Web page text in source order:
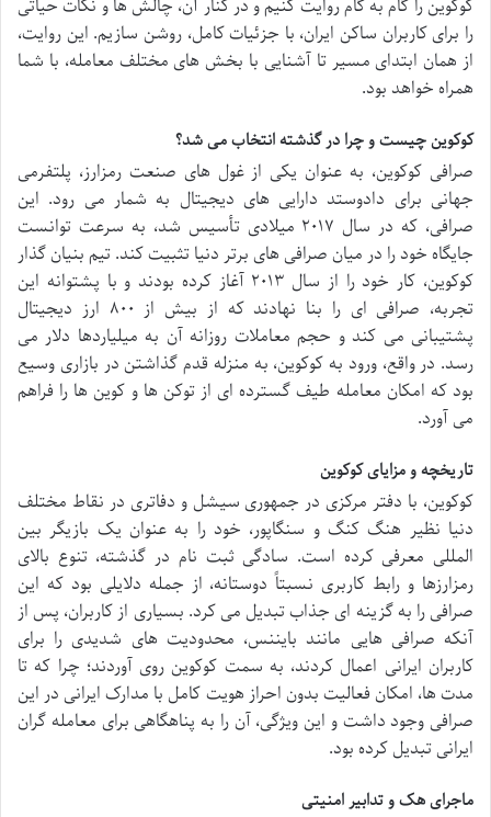
کوکوین را گام به گام روایت کنیم و در کنار آن، چالش ها و نکات حیاتی
را برای کاربران ساکن ایران، با جزئیات کامل، روشن سازیم. این روایت،
از همان ابتدای مسیر تا آشنایی با بخش های مختلف معامله، با شما
همراه خواهد بود.
کوکوین چیست و چرا در گذشته انتخاب می شد؟
صرافی کوکوین، به عنوان یکی از غول های صنعت رمزارز، پلتفرمی
جهانی برای دادوستد دارایی های دیجیتال به شمار می رود. این
صرافی، که در سال ۲۰۱۷ میلادی تأسیس شد، به سرعت توانست
جایگاه خود را در میان صرافی های برتر دنیا تثبیت کند. تیم بنیان گذار
کوکوین، کار خود را از سال ۲۰۱۳ آغاز کرده بودند و با پشتوانه این
تجربه، صرافی ای را بنا نهادند که از بیش از ۸۰۰ ارز دیجیتال
پشتیبانی می کند و حجم معاملات روزانه آن به میلیاردها دلار می
رسد. در واقع، ورود به کوکوین، به منزله قدم گذاشتن در بازاری وسیع
بود که امکان معامله طیف گسترده ای از توکن ها و کوین ها را فراهم
می آورد.
تاریخچه و مزایای کوکوین
کوکوین، با دفتر مرکزی در جمهوری سیشل و دفاتری در نقاط مختلف
دنیا نظیر هنگ کنگ و سنگاپور، خود را به عنوان یک بازیگر بین
المللی معرفی کرده است. سادگی ثبت نام در گذشته، تنوع بالای
رمزارزها و رابط کاربری نسبتاً دوستانه، از جمله دلایلی بود که این
صرافی را به گزینه ای جذاب تبدیل می کرد. بسیاری از کاربران، پس از
آنکه صرافی هایی مانند بایننس، محدودیت های شدیدی را برای
کاربران ایرانی اعمال کردند، به سمت کوکوین روی آوردند؛ چرا که تا
مدت ها، امکان فعالیت بدون احراز هویت کامل با مدارک ایرانی در این
صرافی وجود داشت و این ویژگی، آن را به پناهگاهی برای معامله گران
ایرانی تبدیل کرده بود.
ماجرای هک و تدابیر امنیتی